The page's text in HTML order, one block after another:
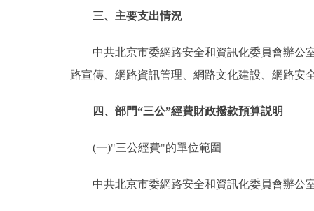
三、主要支出情況
中共北京市委網路安全和資訊化委員會辦公室
路宣傳、網路資訊管理、網路文化建設、網路安
四、部門“三公”經費財政撥款預算説明
(一)"三公經費"的單位範圍
中共北京市委網路安全和資訊化委員會辦公室